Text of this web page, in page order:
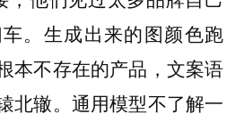
。生成出来的图颜色跑
本不存在的产品，文案语
北辙。通用模型不了解一